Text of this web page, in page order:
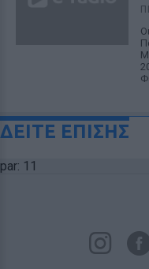
ΔΕΙΤΕ ΕΠΙΣΗΣ
par: 11